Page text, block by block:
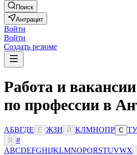
Поиск
Антрацит
Войти
Войти
Создать резюме
Работа и вакансии
по профессии в
АБВГДЕ Ё ЖЗИ Й КЛМНОПР С ТУ
Я
#
ABCDEFGHIJKLMNOPQRSTUVWX